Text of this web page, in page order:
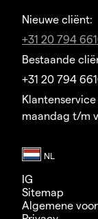
Nieuwe cliënt:
+31 20 794
Bestaande
+31 20 794
maandag t/m
IG
Sitemap
Algemene